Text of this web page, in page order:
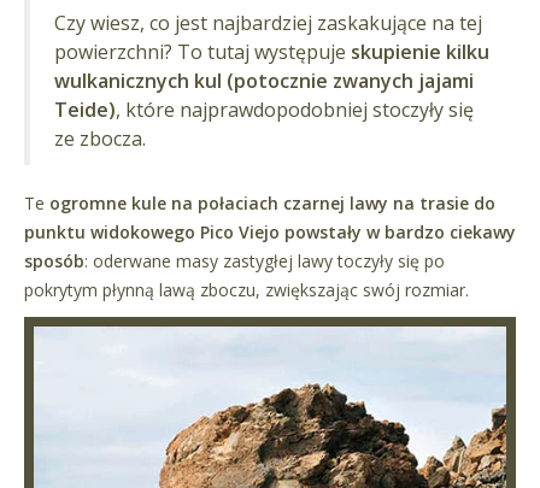
Czy wiesz, co jest najbardziej zaskakujące na tej
powierzchni? To tutaj występuje skupienie kilku
wulkanicznych kul (potocznie zwanych jajami
Teide), które najprawdopodobniej stoczyły się
ze zbocza.
Te ogromne kule na połaciach czarnej lawy na trasie do
punktu widokowego Pico Viejo powstały w bardzo ciekawy
sposób: oderwane masy zastygłej lawy toczyły się po
pokrytym płynną lawą zboczu, zwiększając swój rozmiar.